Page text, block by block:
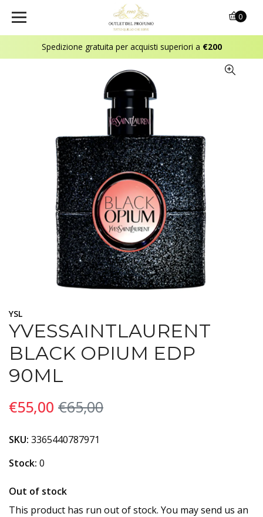
Spedizione gratuita per acquisti superiori a €200
0
YSL
YVESSAINTLAURENT
BLACK OPIUM EDP
90ML
€55,00 €65,00
SKU: 3365440787971
Stock: 0
Out of stock
This product has run out of stock. You may send us an